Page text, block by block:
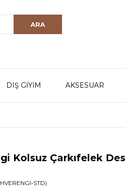
DIŞ GİYİM AKSESUAR
Kolsuz Çarkıfelek
STD)